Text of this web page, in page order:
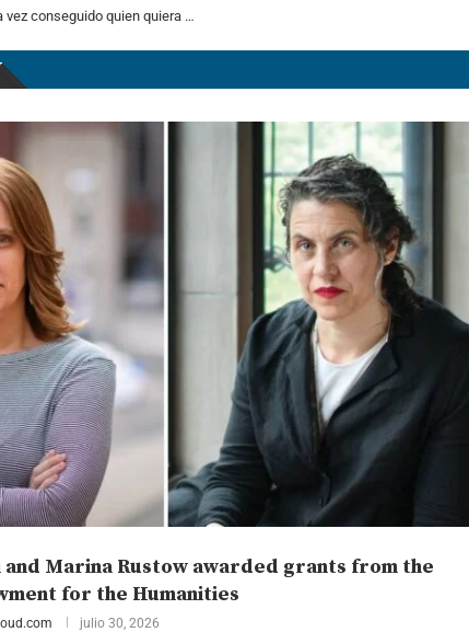
vez conseguido quien quiera …
and Marina Rustow awarded grants from the
for the Humanities
julio 30, 2026